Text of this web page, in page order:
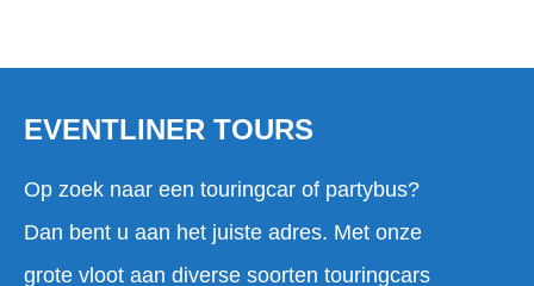
EVENTLINER TOURS
Op zoek naar een touringcar of partybus?
Dan bent u aan het juiste adres. Met onze
grote vloot aan diverse soorten touringcars